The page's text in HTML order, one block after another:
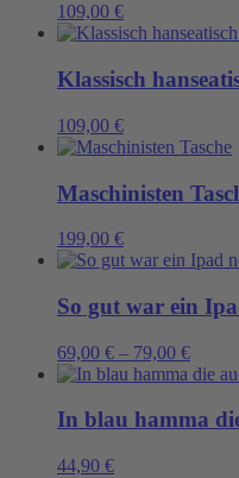
109,00 €
Klassisch
109,00 €
Maschinisten
199,00 €
So gut war ein
69,00 € – 79,00 €
In blau hamma
44,90 €